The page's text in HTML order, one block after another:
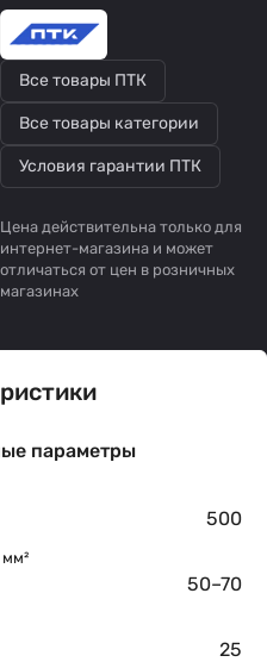
Все товары ПТК
Все товары категории
Условия гарантии ПТК
Цена действительна только для
интернет-магазина и может
отличаться от цен в розничных
магазинах
параметры
500
50–70
25